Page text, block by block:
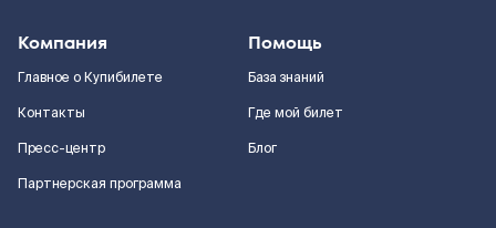
Компания
Главное о Купибилете
Контакты
Пресс-центр
Партнерская программа
Помощь
База знаний
Где мой билет
Блог